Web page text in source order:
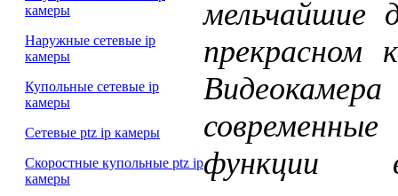
камеры
Наружные сетевые ip
камеры
Купольные сетевые ip
камеры
Сетевые ptz ip камеры
Скоростные купольные ptz ip
камеры
мельчайшие
прекрасном
функции